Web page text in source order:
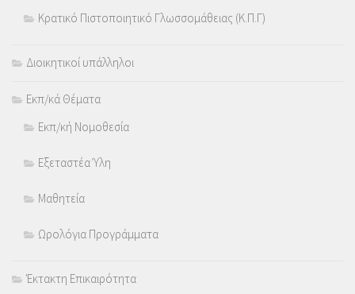
Κρατικό Πιστοποιητικό Γλωσσομάθειας (Κ.Π.Γ)
Διοικητικοί υπάλληλοι
Εκπ/κά Θέματα
Εκπ/κή Νομοθεσία
Εξεταστέα Ύλη
Μαθητεία
Ωρολόγια Προγράμματα
Έκτακτη Επικαιρότητα